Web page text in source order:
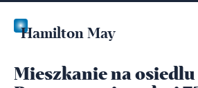
Hamilton May
Mieszkanie na